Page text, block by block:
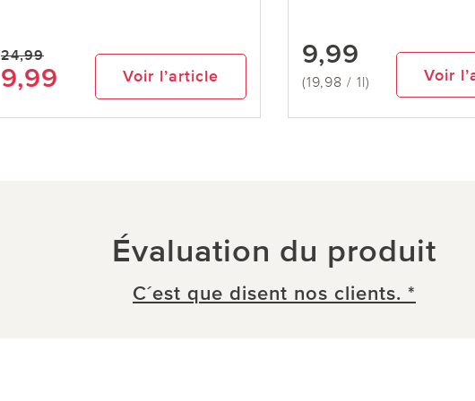
24,99
9,99 Voir l’article
9,99
(19,98 / 1l) Voir
Évaluation du produit
C´est que disent nos clients. *